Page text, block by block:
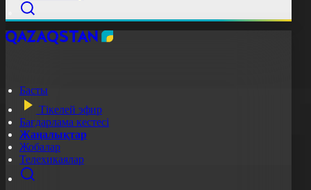
Басты
Тікелей эфир
Бағдарлама кестесі
Жаңалықтар
Жобалар
Телехикаялар